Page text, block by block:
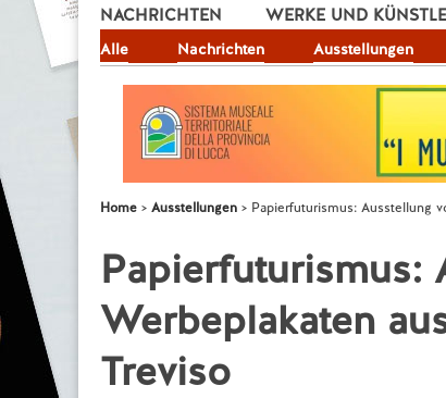
NACHRICHTEN
Alle Nachrichten Ausstellungen
WERKE UND
JOB
Home Ausstellungen Papierfuturismus: Ausstellung
Papierfuturismus:
Werbeplakaten
Treviso